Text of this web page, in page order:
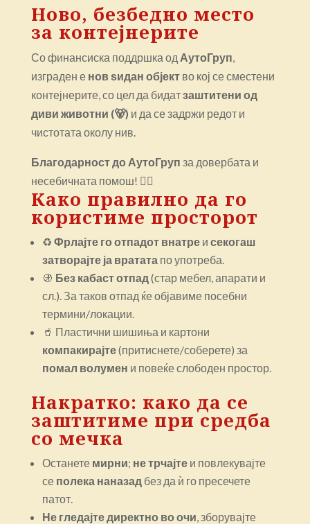
Ново, безбедно место
за контејнерите
Со финансиска поддршка од АутоГруп
изграден е нов ѕидан објектво кој се сместени
контејнерите, со цел да бидатзаштитени од
диви животни (🐻) и да се задржи редот и
чистотата околу нив.
Благодарност до АутоГруп за довербата и
несебичната помош! 👷‍♂️
Како правилно да го
користиме просторот
♻️ Фрлајте го отпадот внатреи секогаш
затворајте ја вратата по употреба.
🚯 Без кабаст отпад (стар мебел, апарати и
сл.). За таков отпад ќе објавиме посебни
термини/локации.
🥤 Пластични шишиња и картони
компакирајте(притиснете/соберете) за
помал волумен и повеќе слободен простор.
Накратко: како да се
заштитиме при средба
со мечка
Останете мирни; не трчајтеи повлекувајте
се полека наназад без да ѝ го пресечете
патот.
Не гледајте директно во очи , зборувајте